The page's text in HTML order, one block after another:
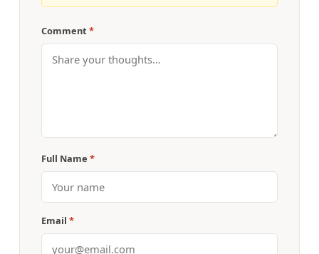
Comment *
Full Name *
Email *